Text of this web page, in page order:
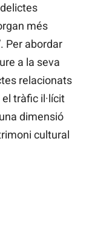
més
Per abordar
a la seva
relacionats
tràfic il·lícit
dimensió
cultural